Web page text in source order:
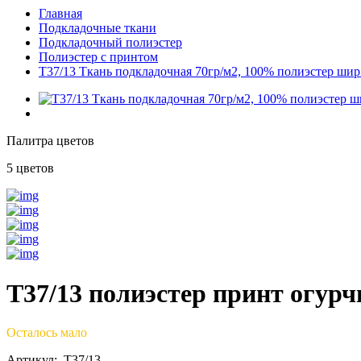
Главная
Подкладочные ткани
Подкладочный полиэстер
Полиэстер с принтом
T37/13 Ткань подкладочная 70гр/м2, 100% полиэстер
Палитра цветов
5 цветов
T37/13 полиэстер принт
Осталось мало